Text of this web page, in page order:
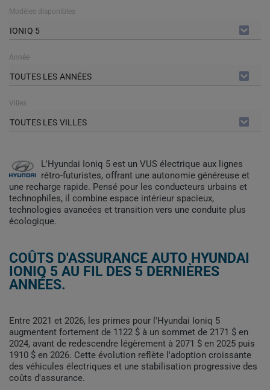
Modèles disponibles
IONIQ 5
Année
TOUTES LES ANNÉES
Villes
TOUTES LES VILLES
L'Hyundai Ioniq 5 est un VUS électrique aux lignes
rétro-futuristes, offrant une autonomie généreuse et
une recharge rapide. Pensé pour les conducteurs urbains et
technophiles, il combine espace intérieur spacieux,
technologies avancées et transition vers une conduite plus
écologique.
COÛTS D'ASSURANCE AUTO HYUNDAI
IONIQ 5 AU FIL DES 5 DERNIÈRES
ANNÉES.
Entre 2021 et 2026, les primes pour l'Hyundai Ioniq 5
augmentent fortement de 1122 $ à un sommet de 2171 $ en
2024, avant de redescendre légèrement à 2071 $ en 2025 puis
1910 $ en 2026. Cette évolution reflète l'adoption croissante
des véhicules électriques et une stabilisation progressive des
coûts d'assurance.